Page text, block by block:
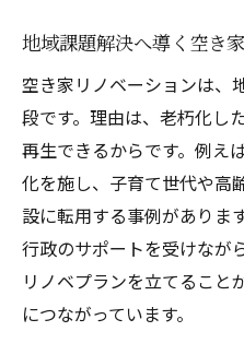
地域課題解決へ導く空き
空き家リノベーションは、
段です。理由は、老朽化し
再生できるからです。例え
化を施し、子育て世代や高
設に転用する事例がありま
行政のサポートを受けなが
リノベプランを立てること
につながっています。